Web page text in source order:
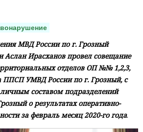
МВД России по г. Грозный
Аслан Ирасханов провел совещание
отделов ОП №№ 1,2,3,
УМВД России по г. Грозный, с
составом подразделений
о результатах оперативно-
за февраль месяц 2020-го года.